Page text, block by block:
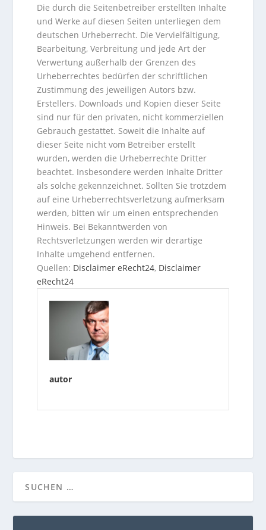
Die durch die Seitenbetreiber erstellten Inhalte
und Werke auf diesen Seiten unterliegen dem
deutschen Urheberrecht. Die Vervielfältigung,
Bearbeitung, Verbreitung und jede Art der
Verwertung außerhalb der Grenzen des
Urheberrechtes bedürfen der schriftlichen
Zustimmung des jeweiligen Autors bzw.
Erstellers. Downloads und Kopien dieser Seite
sind nur für den privaten, nicht kommerziellen
Gebrauch gestattet. Soweit die Inhalte auf
dieser Seite nicht vom Betreiber erstellt
wurden, werden die Urheberrechte Dritter
beachtet. Insbesondere werden Inhalte Dritter
als solche gekennzeichnet. Sollten Sie trotzdem
auf eine Urheberrechtsverletzung aufmerksam
werden, bitten wir um einen entsprechenden
Hinweis. Bei Bekanntwerden von
Rechtsverletzungen werden wir derartige
Inhalte umgehend entfernen.
Quellen: Disclaimer eRecht24, Disclaimer
eRecht24
autor